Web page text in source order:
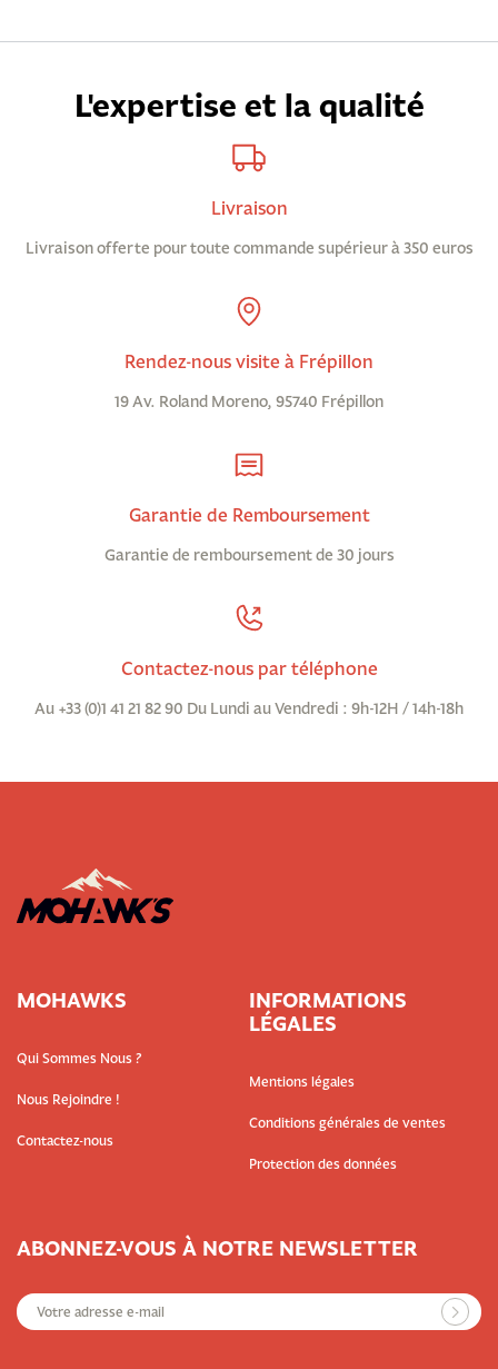
L'expertise et la qualité
Livraison
Livraison offerte pour toute commande supérieur à 350 euros
Rendez-nous visite à Frépillon
19 Av. Roland Moreno, 95740 Frépillon
Garantie de Remboursement
Garantie de remboursement de 30 jours
Contactez-nous par téléphone
Au +33 (0)1 41 21 82 90 Du Lundi au Vendredi : 9h-12H / 14h-18h
MOHAWKS
Qui Sommes Nous ?
Nous Rejoindre !
Contactez-nous
INFORMATIONS
LÉGALES
Mentions légales
Conditions générales de ventes
Protection des données
ABONNEZ-VOUS À NOTRE NEWSLETTER